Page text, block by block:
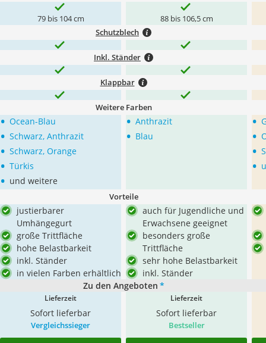
79 bis 104 cm 88 bis 106,5 cm
Schutzblech
Inkl. Ständer
Klappbar
Weitere Farben
• Ocean-Blau
• Schwarz, Anthrazit
• Schwarz, Orange
• Türkis
• und weitere
• Anthrazit
• Blau
•
•
•
•
Vorteile
justierbarer
Umhängegurt
große Trittfläche
hohe Belastbarkeit
inkl. Ständer
in vielen Farben erhältlich
auch für Jugendliche und
Erwachsene geeignet
besonders große
Trittfläche
sehr hohe Belastbarkeit
inkl. Ständer
Zu den Angeboten *
Lieferzeit
Sofort lieferbar
Lieferzeit
Sofort lieferbar
Vergleichssieger Bestseller